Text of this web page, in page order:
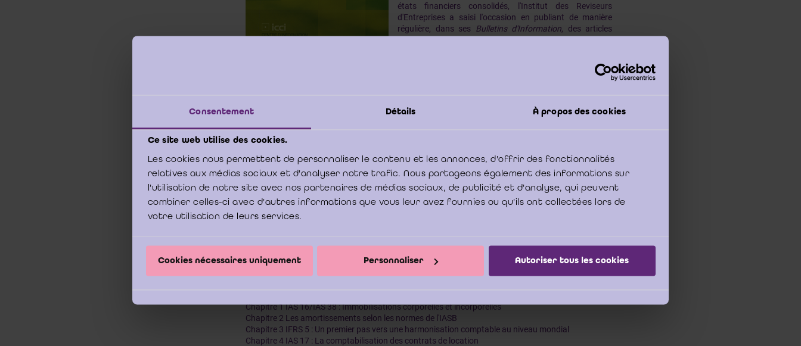
Consentement Détails À propos des cookies
Ce site web utilise des cookies.
Les cookies nous permettent de personnaliser le contenu et les annonces, d'offrir des fonctionnalités
relatives aux médias sociaux et d'analyser notre trafic. Nous partageons également des informations sur
l'utilisation de notre site avec nos partenaires de médias sociaux, de publicité et d'analyse, qui peuvent
combiner celles-ci avec d'autres informations que vous leur avez fournies ou qu'ils ont collectées lors de
votre utilisation de leurs services.
Cookies nécessaires uniquement Personnaliser Autoriser tous les cookies
états financiers consolidés, l'Institut des Reviseurs
d'Entreprises a saisi l'occasion en publiant de manière
régulière, dans ses Bulletins d'Information, des articles
Un anthologie des nombreux articles qui ont été publiés
Télécharger le PDF
Table des matières
PARTIE 1 - PREMIERE APPLICATION DES IFRS
Chapitre 2 Les nouvelles normes comptables IFRS - Approche pratique de la mise en oeuvre
Chapitre 3 Acceptation possible des états financiers IFRS aux Etats-Unis à partir de 2009
Chapitre 1 IAS 16/IAS 38 : Immobilisations corporelles et incorporelles
Chapitre 2 Les amortissements selon les normes de l'IASB
Chapitre 3 IFRS 5 : Un premier pas vers une harmonisation comptable au niveau mondial
Chapitre 4 IAS 17 : La comptabilisation des contrats de location